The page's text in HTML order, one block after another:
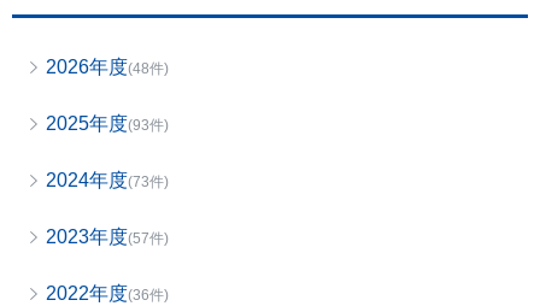
2026年度(48件)
2025年度(93件)
2024年度(73件)
2023年度(57件)
2022年度(36件)